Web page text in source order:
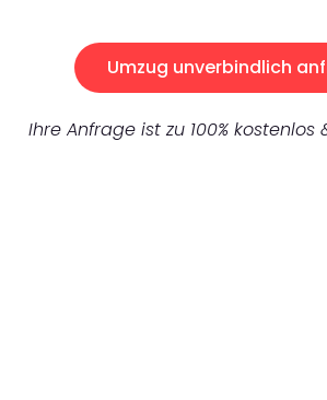
Umzug unverbindlich
Ihre Anfrage ist zu 100%